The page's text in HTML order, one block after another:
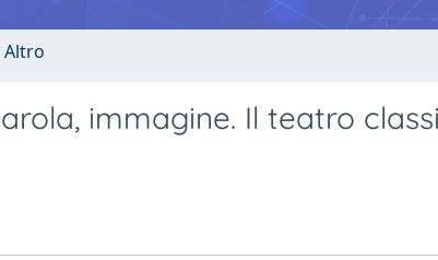
Altro
immagine. Il teatro